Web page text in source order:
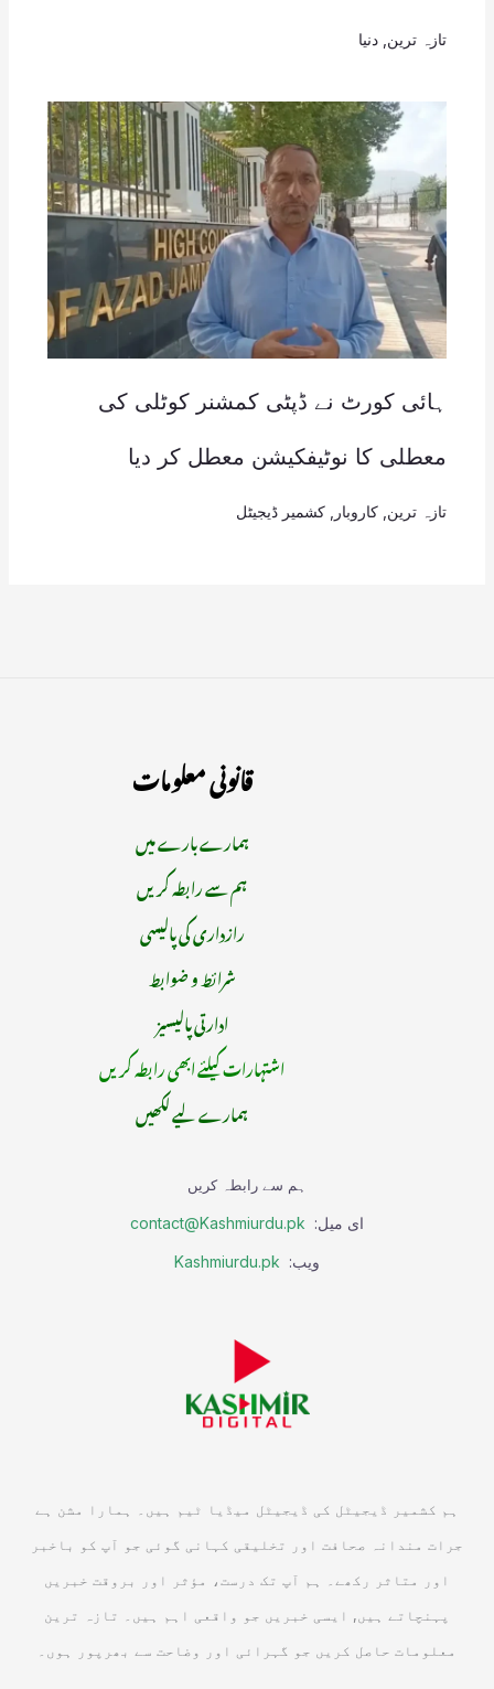
تازہ ترین دنیا
ہائی کورٹ نے ڈپٹی کمشنر کوٹلی کی
معطلی کا نوٹیفکیشن معطل کر دیا
تازہ ترین کاروبار کشمیر ڈیجیٹل
قانونی معلومات
ہمارے بارے میں
ہم سے رابطہ کریں
رازداری کی پالیسی
شرائط و ضوابط
ادارتی پالیسیز
اشتہارات کیلئے ابھی رابطہ کریں
ہمارے لیے لکھیں
ہم سے رابطہ کریں
ای میل: contact@Kashmiurdu.pk
ویب: Kashmiurdu.pk
ہم کشمیر ڈیجیٹل کی ڈیجیٹل میڈیا ٹیم ہیں۔ ہمارا مشن ہے
جرات مندانہ صحافت اور تخلیقی کہانی گوئی جو آپ کو باخبر
اور متاثر رکھے۔ ہم آپ تک درست، مؤثر اور بروقت خبریں
پہنچاتے ہیں, ایسی خبریں جو واقعی اہم ہیں۔ تازہ ترین
معلومات حاصل کریں جو گہرائی اور وضاحت سے بھرپور ہوں۔